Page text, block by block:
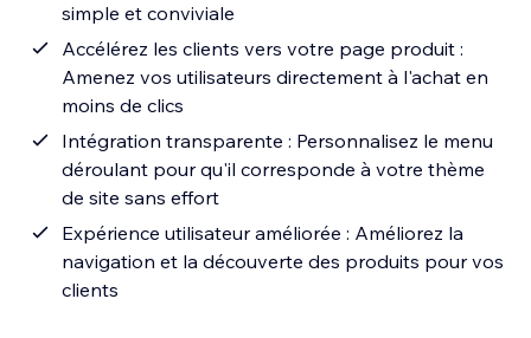
simple et conviviale
Accélérez les clients vers votre page produit :
Amenez vos utilisateurs directement à l'achat en
moins de clics
Intégration transparente : Personnalisez le menu
déroulant pour qu'il corresponde à votre thème
de site sans effort
Expérience utilisateur améliorée : Améliorez la
navigation et la découverte des produits pour vos
clients